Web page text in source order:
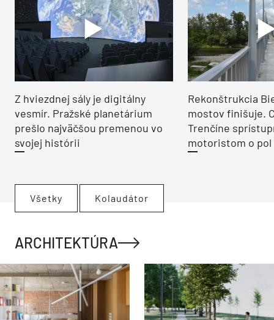
Z hviezdnej sály je digitálny
vesmír. Pražské planetárium
prešlo najväčšou premenou vo
svojej histórii
Rekonštrukcia
mostov finišuje.
Trenčíne
motoristom o pol
Všetky Kolaudátor
ARCHITEKTÚRA